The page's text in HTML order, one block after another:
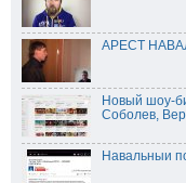
АРЕСТ
Новый шоу-
Соболев,
Навальныи